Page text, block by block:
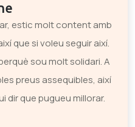
estic molt content amb
que si voleu seguir així.
sou molt solidari. A
preus assequibles, així
dir que pugueu millorar.